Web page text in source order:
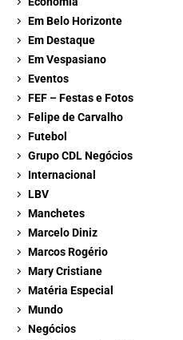
Em Belo Horizonte
Em Destaque
Em Vespasiano
Eventos
FEF – Festas e Fotos
Felipe de Carvalho
Futebol
Grupo CDL Negócios
Internacional
LBV
Manchetes
Marcelo Diniz
Marcos Rogério
Mary Cristiane
Matéria Especial
Mundo
Negócios